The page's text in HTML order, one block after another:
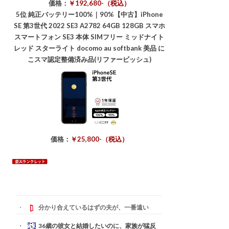
価格： ￥192,680-（税込）
5位 純正バッテリー100%｜90%【中古】iPhone
SE 第3世代 2022 SE3 A2782 64GB 128GB スマホ
スマートフォン SE3 本体 SIMフリー ミッドナイト
レッド スターライト docomo au softbank 美品 に
こスマ認定整備済み品(リファービッシュ)
価格： ￥25,800-（税込）
分かり合えているはずの夫が、一番遠い
36歳の彼女と結婚したいのに、家族が猛反